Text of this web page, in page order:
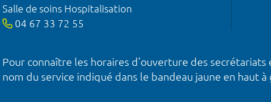
Salle de soins Hospitalisation
04 67 33 72 55
Pour connaître les horaires d’ouverture des
nom du service indiqué dans le bandeau jaune en haut à